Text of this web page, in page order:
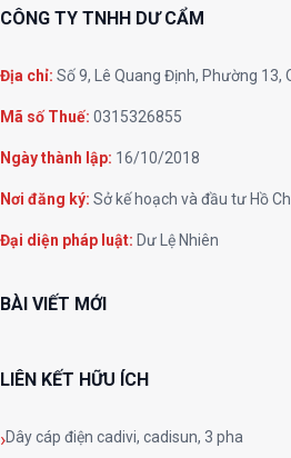
CÔNG TY TNHH DƯ CẨM
Địa chỉ: Số 9, Lê Quang Định, Phường 13,
Mã số Thuế: 0315326855
Ngày thành lập: 16/10/2018
Nơi đăng ký: Sở kế hoạch và đầu tư Hồ
Đại diện pháp luật: Dư Lệ Nhiên
BÀI VIẾT MỚI
LIÊN KẾT HỮU ÍCH
Dây cáp điện cadivi, cadisun, 3 pha